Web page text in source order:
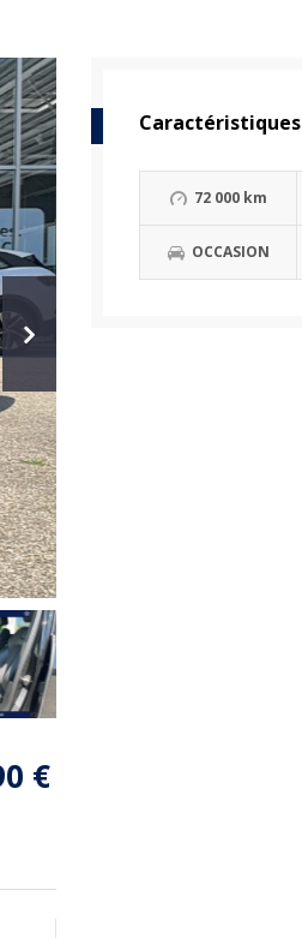
€
Caractéristiques
72 000 km
OCCASION